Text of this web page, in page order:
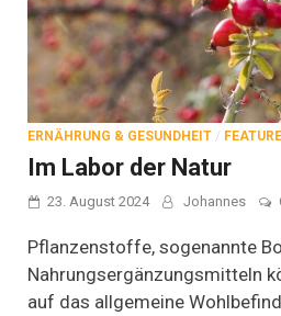
ERNÄHRUNG & GESUNDHEIT /
Im Labor der Natur
23. August 2024 Johannes
Pflanzenstoffe, sogenannte
Nahrungsergänzungsmitteln
auf das allgemeine